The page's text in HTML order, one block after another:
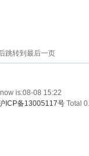
跳转到最后一页
is:08-08 15:22
ICP备13005117号 Total